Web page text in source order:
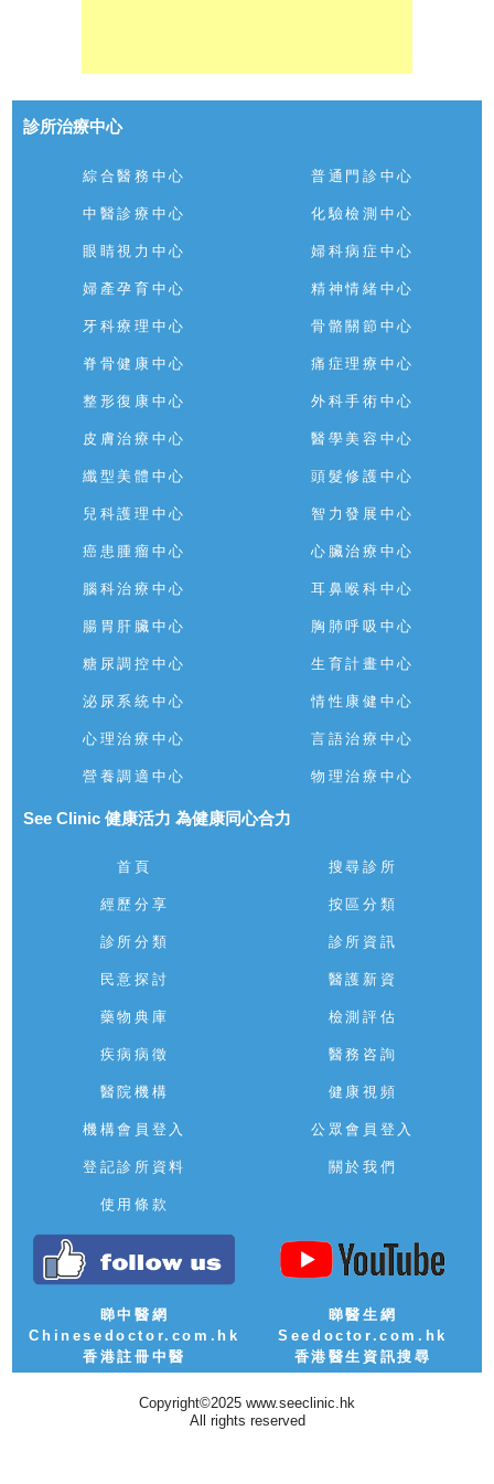
診所治療中心
綜合醫務中心 普通門診中心
中醫診療中心 化驗檢測中心
眼睛視力中心 婦科病症中心
婦產孕育中心 精神情緒中心
牙科療理中心 骨骼關節中心
脊骨健康中心 痛症理療中心
整形復康中心 外科手術中心
皮膚治療中心 醫學美容中心
纖型美體中心 頭髮修護中心
兒科護理中心 智力發展中心
癌患腫瘤中心 心臟治療中心
腦科治療中心 耳鼻喉科中心
腸胃肝臟中心 胸肺呼吸中心
糖尿調控中心 生育計畫中心
泌尿系統中心 情性康健中心
心理治療中心 言語治療中心
營養調適中心 物理治療中心
See Clinic 健康活力 為健康同心合力
首頁 搜尋診所
經歷分享 按區分類
診所分類 診所資訊
民意探討 醫護新資
藥物典庫 檢測評估
疾病病徵 醫務咨詢
醫院機構 健康視頻
機構會員登入 公眾會員登入
登記診所資料 關於我們
使用條款
睇中醫網
Chinesedoctor.com.hk
香港註冊中醫
睇醫生網
Seedoctor.com.hk
香港醫生資訊搜尋
Copyright©2025 www.seeclinic.hk
All rights reserved